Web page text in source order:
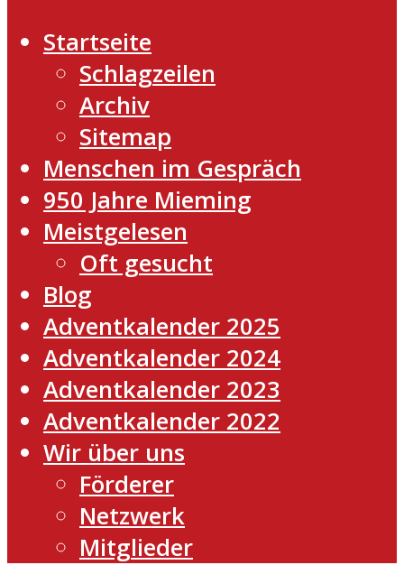
Startseite
Schlagzeilen
Archiv
Sitemap
Menschen im Gespräch
950 Jahre Mieming
Meistgelesen
Oft gesucht
Blog
Adventkalender 2025
Adventkalender 2024
Adventkalender 2023
Adventkalender 2022
Wir über uns
Förderer
Netzwerk
Mitglieder